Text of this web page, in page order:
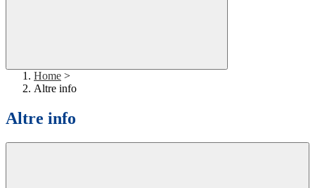
Home >
Altre info
Altre info